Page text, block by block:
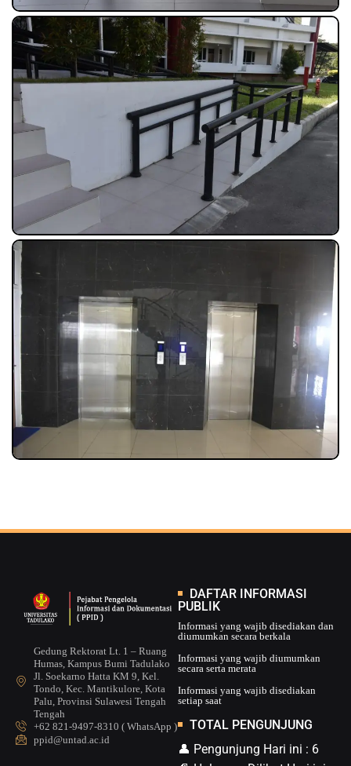
Gedung Rektorat Lt. 1 – Ruang
Humas, Kampus Bumi Tadulako
Jl. Soekarno Hatta KM 9, Kel.
Tondo, Kec. Mantikulore, Kota
Palu, Provinsi Sulawesi Tengah
Tengah
+62 821-9497-8310 ( WhatsApp )
ppid@untad.ac.id
DAFTAR INFORMASI
PUBLIK
Informasi yang wajib disediakan dan
diumumkan secara berkala
Informasi yang wajib diumumkan
secara serta merata
Informasi yang wajib disediakan
setiap saat
TOTAL PENGUNJUNG
👤 Pengunjung Hari ini : 6